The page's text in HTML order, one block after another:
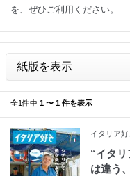
を、ぜひご利用ください。
全1件中 1 〜 1 件を表示
イタリア好
“イタ
は違う